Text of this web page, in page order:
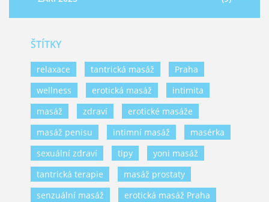
ŠTÍTKY
relaxace tantrická masáž
Praha
wellness
erotická masáž
intimita
masáž
zdraví
erotické masáže
masáž penisu
intimní masáž
masérka
sexuální zdraví
tipy
yoni masáž
tantrická terapie
masáž prostaty
senzuální masáž
erotická masáž Praha